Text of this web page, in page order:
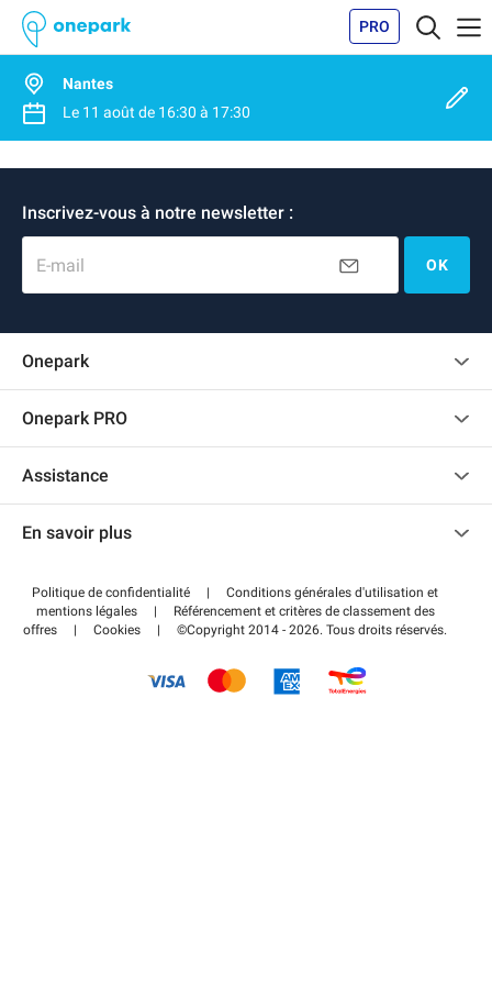
PRO
Nantes
Le 11 août de 16:30 à 17:30
Inscrivez-vous à notre newsletter :
E-mail OK
Onepark
Recrutement
Onepark PRO
Accéder à mon espace partenaire
Assistance
Centre d'aide
Régler votre stationnement FLOW
En savoir plus
Wiki
Guide du stationnement
Politique de confidentialité |
Conditions générales d'utilisation et
mentions légales
|
Référencement et critères de classement des
offres
| Cookies | ©Copyright 2014 - 2026. Tous droits réservés.